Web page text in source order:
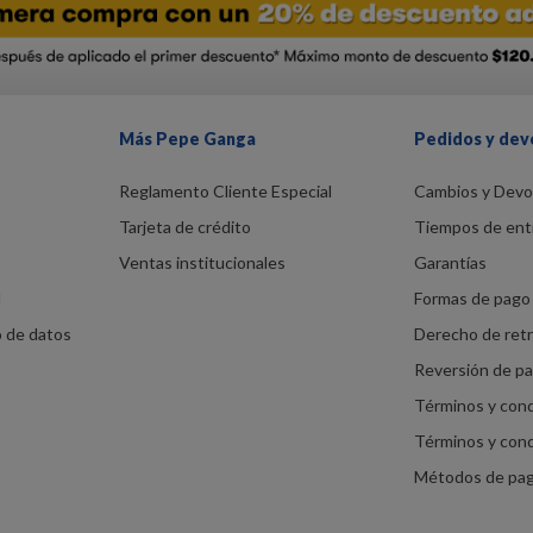
de datos
Más Pepe Ganga
Reglamento Cliente Especial
Tarjeta de crédito
Ventas institucionales
Pedidos y
Cambios y
Tiempos de
Garantías
Formas de
Derecho de
Reversión de
Términos y
Términos y
Métodos de